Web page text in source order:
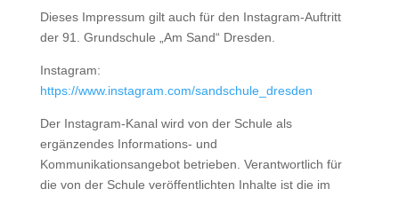
Dieses Impressum gilt auch für den Instagram-Auftritt
der 91. Grundschule „Am Sand“ Dresden.
Instagram:
https://www.instagram.com/sandschule_dresden
Der Instagram-Kanal wird von der Schule als
ergänzendes Informations- und
Kommunikationsangebot betrieben. Verantwortlich für
die von der Schule veröffentlichten Inhalte ist die im